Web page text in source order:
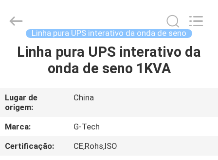
PARA
PRODUTOS
SOBRE
NÓS
POWER
GROUP.
Reserved.
Linha pura UPS interativo da onda de seno
Linha pura UPS interativo da
onda de seno 1KVA
Lugar de
origem:
China
Marca:
G-Tech
Certificação:
CE,Rohs,ISO